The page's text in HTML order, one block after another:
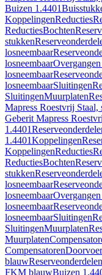
Buizen 1.4401
KoppelingenReducties
ReductiesBochten
stukken
losneembaar
losneembaar
losneembaar
losneembaarSluitingen
SluitingenMuurplaten
Mapress Roestvrij
Geberit Mapress
1.4401
1.4401Koppelingen
KoppelingenReducties
ReductiesBochten
stukken
losneembaar
losneembaar
losneembaar
losneembaarSluitingen
SluitingenMuurplaten
Muurplaten
Compensatoren
blauw
FKM blauwBuizen